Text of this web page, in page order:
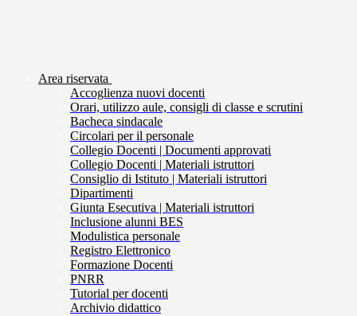
Area riservata
Accoglienza nuovi docenti
Orari, utilizzo aule, consigli di classe e scrutini
Bacheca sindacale
Circolari per il personale
Collegio Docenti | Documenti approvati
Collegio Docenti | Materiali istruttori
Consiglio di Istituto | Materiali istruttori
Dipartimenti
Giunta Esecutiva | Materiali istruttori
Inclusione alunni BES
Modulistica personale
Registro Elettronico
Formazione Docenti
PNRR
Tutorial per docenti
Archivio didattico